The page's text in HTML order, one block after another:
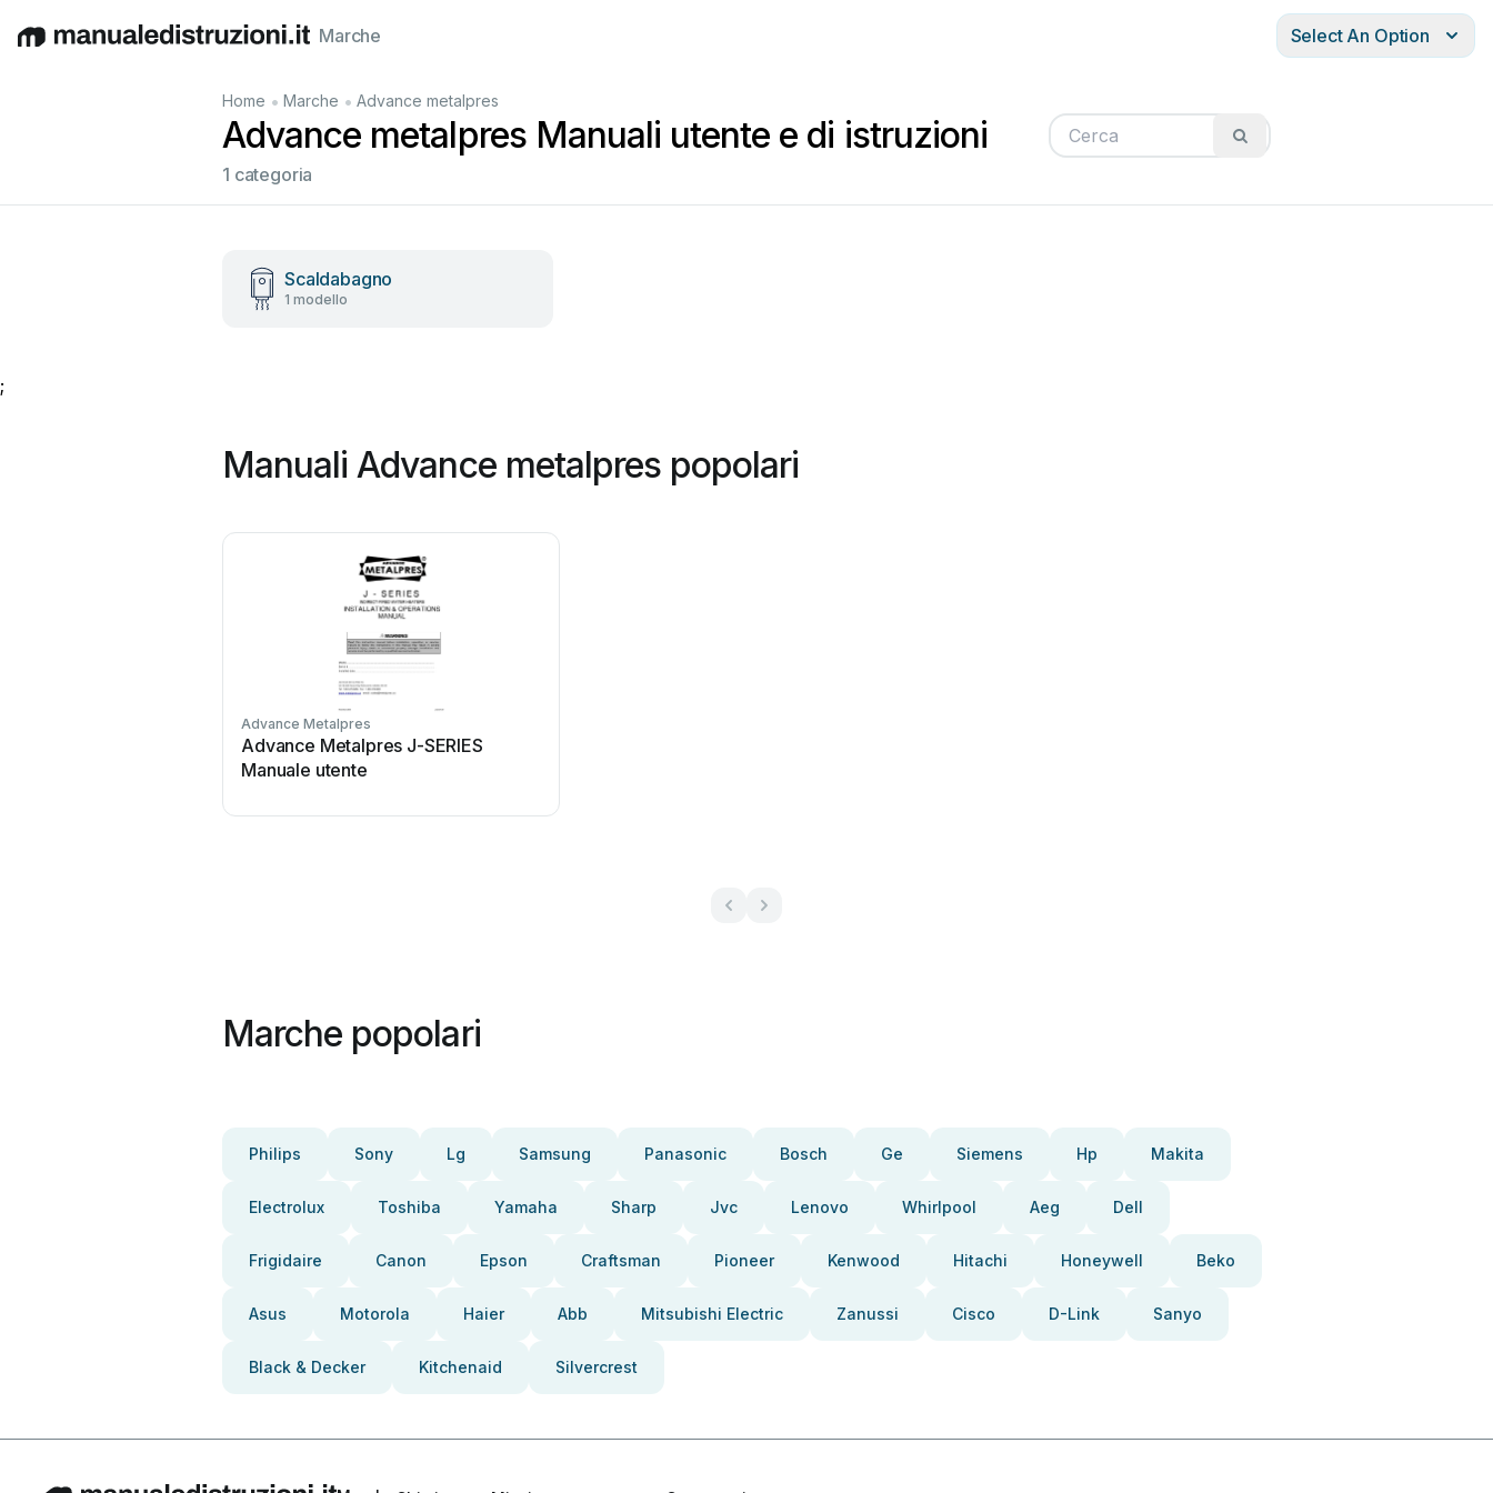
EnglishDeutschEspañol Italiano Français
Marche Select An Option
Home • Marche • Advance metalpres
Advance metalpres Manuali utente e di istruzioni
1 categoria
Scaldabagno
1 modello
;
Manuali Advance metalpres popolari
Advance Metalpres
Advance Metalpres J-SERIES
Manuale utente
Marche popolari
Philips Sony Lg Samsung Panasonic Bosch Ge Siemens Hp Makita
Electrolux Toshiba Yamaha Sharp Jvc Lenovo Whirlpool Aeg Dell
Frigidaire Canon Epson Craftsman Pioneer Kenwood Hitachi Honeywell Beko
Asus Motorola Haier Abb Mitsubishi Electric Zanussi Cisco D-Link Sanyo
Black & Decker Kitchenaid Silvercrest